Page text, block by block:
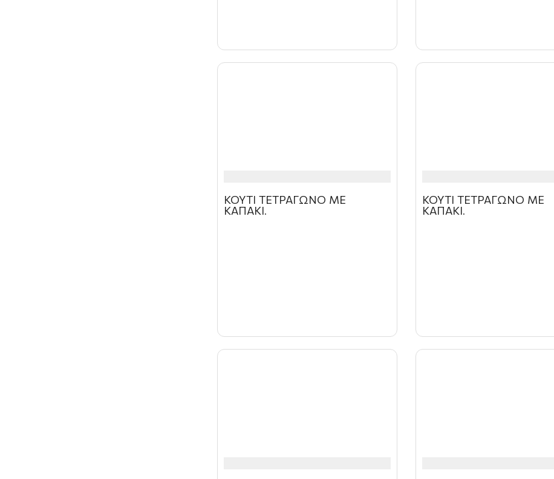
ΚΟΥΤΙ ΤΕΤΡΑΓΩΝΟ ΜΕ
ΚΑΠΑΚΙ.
ΚΟΥΤΙ ΤΕΤΡΑΓΩΝΟ ΜΕ
ΚΑΠΑΚΙ.